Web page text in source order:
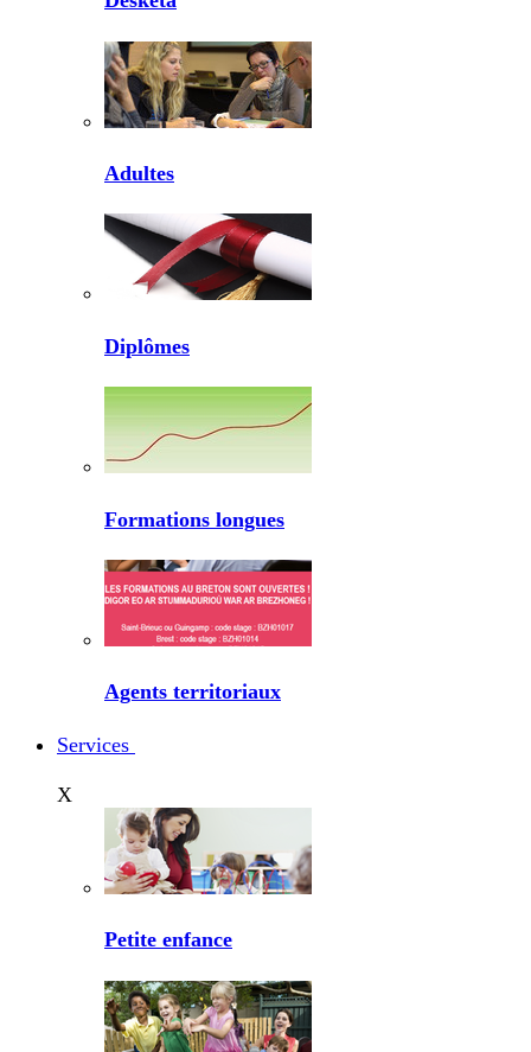
Adultes
Diplômes
Formations longues
Agents territoriaux
Services
X
Petite enfance